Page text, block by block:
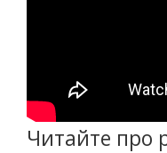
Читайте про